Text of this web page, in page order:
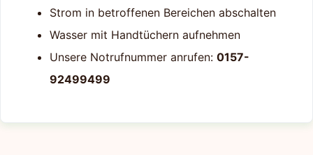
Strom in betroffenen Bereichen abschalten
Wasser mit Handtüchern aufnehmen
Unsere Notrufnummer anrufen: 0157-
92499499